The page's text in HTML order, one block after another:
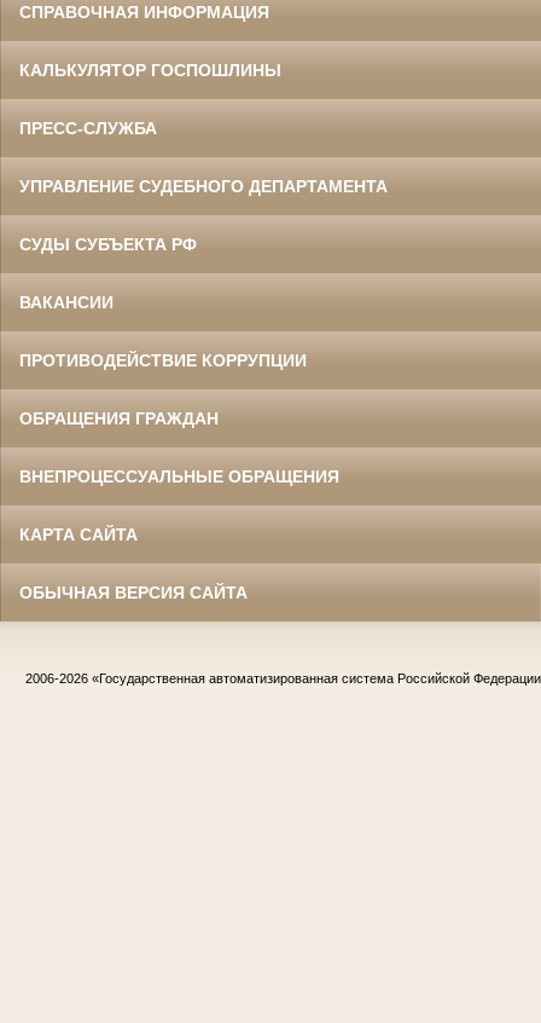
СПРАВОЧНАЯ ИНФОРМАЦИЯ
КАЛЬКУЛЯТОР ГОСПОШЛИНЫ
ПРЕСС-СЛУЖБА
УПРАВЛЕНИЕ СУДЕБНОГО ДЕПАРТАМЕНТА
СУДЫ СУБЪЕКТА РФ
ВАКАНСИИ
ПРОТИВОДЕЙСТВИЕ КОРРУПЦИИ
ОБРАЩЕНИЯ ГРАЖДАН
ВНЕПРОЦЕССУАЛЬНЫЕ ОБРАЩЕНИЯ
КАРТА САЙТА
ОБЫЧНАЯ ВЕРСИЯ САЙТА
2006-2026 «Государственная автоматизированная система Российской